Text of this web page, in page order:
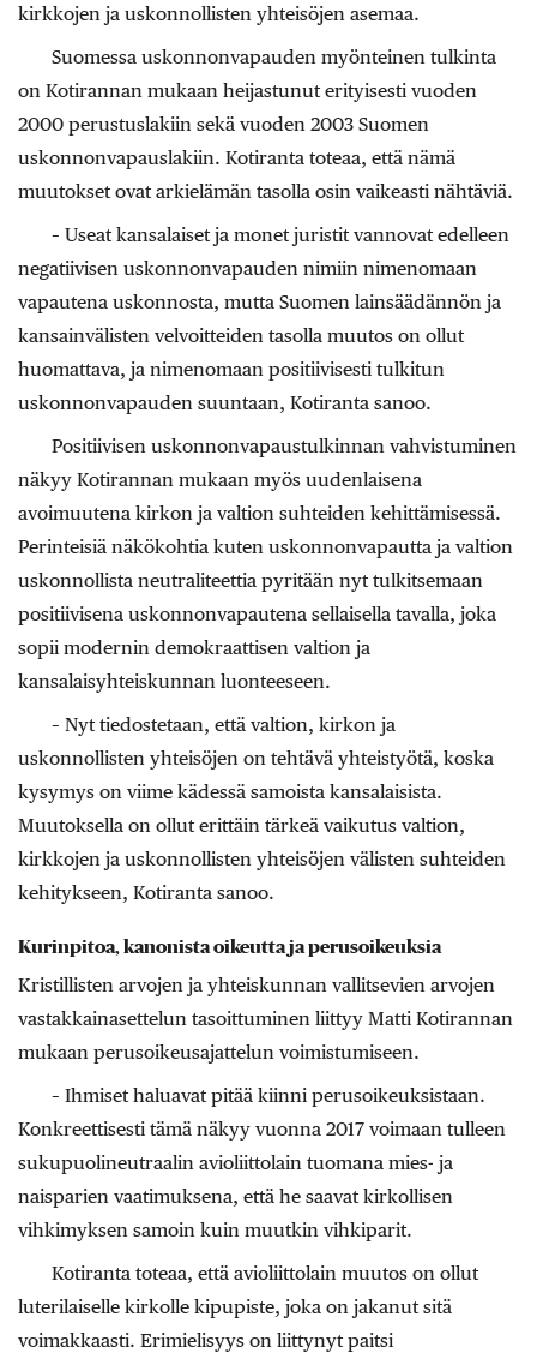
kirkkojen ja uskonnollisten yhteisöjen asemaa.
Suomessa uskonnonvapauden myönteinen tulkinta
on Kotirannan mukaan heijastunut erityisesti vuoden
2000 perustuslakiin sekä vuoden 2003 Suomen
uskonnonvapauslakiin. Kotiranta toteaa, että nämä
muutokset ovat arkielämän tasolla osin vaikeasti nähtäviä.
– Useat kansalaiset ja monet juristit vannovat edelleen
negatiivisen uskonnonvapauden nimiin nimenomaan
vapautena uskonnosta, mutta Suomen lainsäädännön ja
kansainvälisten velvoitteiden tasolla muutos on ollut
huomattava, ja nimenomaan positiivisesti tulkitun
uskonnonvapauden suuntaan, Kotiranta sanoo.
Positiivisen uskonnonvapaustulkinnan vahvistuminen
näkyy Kotirannan mukaan myös uudenlaisena
avoimuutena kirkon ja valtion suhteiden kehittämisessä.
Perinteisiä näkökohtia kuten uskonnonvapautta ja valtion
uskonnollista neutraliteettia pyritään nyt tulkitsemaan
positiivisena uskonnonvapautena sellaisella tavalla, joka
sopii modernin demokraattisen valtion ja
kansalaisyhteiskunnan luonteeseen.
– Nyt tiedostetaan, että valtion, kirkon ja
uskonnollisten yhteisöjen on tehtävä yhteistyötä, koska
kysymys on viime kädessä samoista kansalaisista.
Muutoksella on ollut erittäin tärkeä vaikutus valtion,
kirkkojen ja uskonnollisten yhteisöjen välisten suhteiden
kehitykseen, Kotiranta sanoo.
Kurinpitoa, kanonista oikeutta ja perusoikeuksia
Kristillisten arvojen ja yhteiskunnan vallitsevien arvojen
vastakkainasettelun tasoittuminen liittyy Matti Kotirannan
mukaan perusoikeusajattelun voimistumiseen.
– Ihmiset haluavat pitää kiinni perusoikeuksistaan.
Konkreettisesti tämä näkyy vuonna 2017 voimaan tulleen
sukupuolineutraalin avioliittolain tuomana mies- ja
naisparien vaatimuksena, että he saavat kirkollisen
vihkimyksen samoin kuin muutkin vihkiparit.
Kotiranta toteaa, että avioliittolain muutos on ollut
luterilaiselle kirkolle kipupiste, joka on jakanut sitä
voimakkaasti. Erimielisyys on liittynyt paitsi